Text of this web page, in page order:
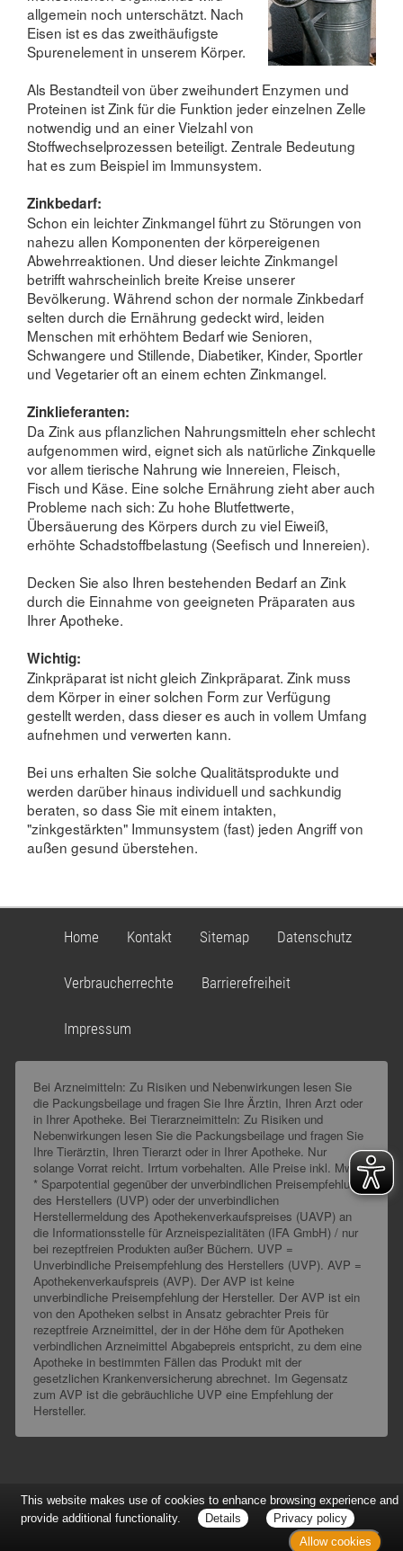
allgemein noch unterschätzt. Nach
Eisen ist es das zweithäufigste
Spurenelement in unserem Körper.
Als Bestandteil von über zweihundert Enzymen und
Proteinen ist Zink für die Funktion jeder einzelnen Zelle
notwendig und an einer Vielzahl von
Stoffwechselprozessen beteiligt. Zentrale Bedeutung
hat es zum Beispiel im Immunsystem.
Zinkbedarf:
Schon ein leichter Zinkmangel führt zu Störungen von
nahezu allen Komponenten der körpereigenen
Abwehrreaktionen. Und dieser leichte Zinkmangel
betrifft wahrscheinlich breite Kreise unserer
Bevölkerung. Während schon der normale Zinkbedarf
selten durch die Ernährung gedeckt wird, leiden
Menschen mit erhöhtem Bedarf wie Senioren,
Schwangere und Stillende, Diabetiker, Kinder, Sportler
und Vegetarier oft an einem echten Zinkmangel.
Zinklieferanten:
Da Zink aus pflanzlichen Nahrungsmitteln eher schlecht
aufgenommen wird, eignet sich als natürliche Zinkquelle
vor allem tierische Nahrung wie Innereien, Fleisch,
Fisch und Käse. Eine solche Ernährung zieht aber auch
Probleme nach sich: Zu hohe Blutfettwerte,
Übersäuerung des Körpers durch zu viel Eiweiß,
erhöhte Schadstoffbelastung (Seefisch und Innereien).
Decken Sie also Ihren bestehenden Bedarf an Zink
durch die Einnahme von geeigneten Präparaten aus
Ihrer Apotheke.
Wichtig:
Zinkpräparat ist nicht gleich Zinkpräparat. Zink muss
dem Körper in einer solchen Form zur Verfügung
gestellt werden, dass dieser es auch in vollem Umfang
aufnehmen und verwerten kann.
Bei uns erhalten Sie solche Qualitätsprodukte und
werden darüber hinaus individuell und sachkundig
beraten, so dass Sie mit einem intakten,
"zinkgestärkten" Immunsystem (fast) jeden Angriff von
außen gesund überstehen.
Home Kontakt Sitemap Datenschutz
Verbraucherrechte Barrierefreiheit
Impressum
Bei Arzneimitteln: Zu Risiken und Nebenwirkungen lesen Sie
die Packungsbeilage und fragen Sie Ihre Ärztin, Ihren Arzt oder
in Ihrer Apotheke. Bei Tierarzneimitteln: Zu Risiken und
Nebenwirkungen lesen Sie die Packungsbeilage und fragen Sie
Ihre Tierärztin, Ihren Tierarzt oder in Ihrer Apotheke. Nur
solange Vorrat reicht. Irrtum vorbehalten. Alle Preise inkl. MwSt.
* Sparpotential gegenüber der unverbindlichen Preisempfehlung
des Herstellers (UVP) oder der unverbindlichen
Herstellermeldung des Apothekenverkaufspreises (UAVP) an
die Informationsstelle für Arzneispezialitäten (IFA GmbH) / nur
bei rezeptfreien Produkten außer Büchern. UVP =
Unverbindliche Preisempfehlung des Herstellers (UVP). AVP =
Apothekenverkaufspreis (AVP). Der AVP ist keine
unverbindliche Preisempfehlung der Hersteller. Der AVP ist ein
von den Apotheken selbst in Ansatz gebrachter Preis für
rezeptfreie Arzneimittel, der in der Höhe dem für Apotheken
verbindlichen Arzneimittel Abgabepreis entspricht, zu dem eine
Apotheke in bestimmten Fällen das Produkt mit der
gesetzlichen Krankenversicherung abrechnet. Im Gegensatz
zum AVP ist die gebräuchliche UVP eine Empfehlung der
Hersteller.
This website makes use of cookies to enhance browsing experience and
provide additional functionality.
Details
Privacy policy
Allow cookies